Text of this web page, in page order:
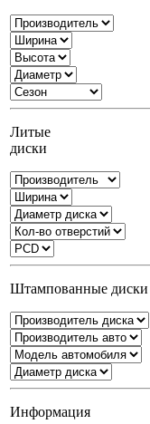
Литые
диски
Штампованные диски
Информация